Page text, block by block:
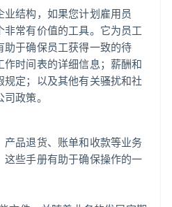
结构，如果您计划雇用员
非常有价值的工具。它为员工
助于确保员工获得一致的待
时间表的详细信息；薪酬和
规定；以及其他有关骚扰和社
政策。
品退货、账单和收款等业务
这些手册有助于确保操作的一